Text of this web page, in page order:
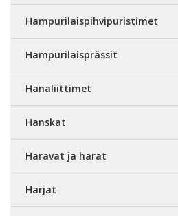
Hampurilaispihvipuristimet
Hampurilaisprässit
Hanaliittimet
Hanskat
Haravat ja harat
Harjat